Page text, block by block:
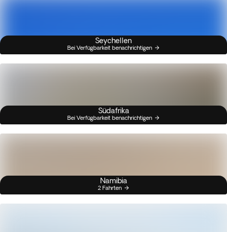
Seychellen
Bei Verfügbarkeit benachrichtigen
Südafrika
Bei Verfügbarkeit benachrichtigen
Namibia
2 Fahrten